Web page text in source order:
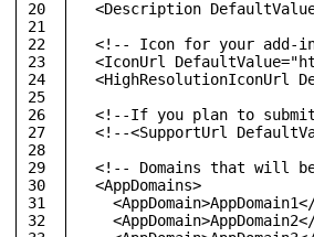
20
21
22
23
24
25
26
27
28
29
30
31
32
<Description
<!-- Icon for your add-
<IconUrl DefaultValue=
<HighResolutionIconUrl
<!--If you plan to submit
<!--<SupportUrl
<!-- Domains that will
<AppDomains>
<AppDomain>AppDomain1
<AppDomain>AppDomain2